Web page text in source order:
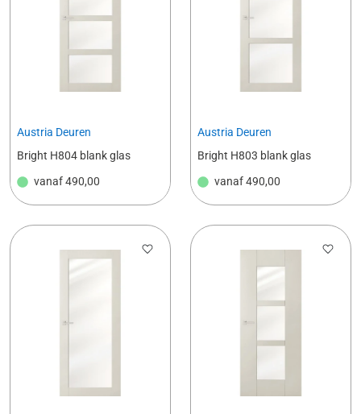
Austria Deuren
Bright H804 blank glas
vanaf490,00
Austria Deuren
Bright H803 blank glas
vanaf490,00